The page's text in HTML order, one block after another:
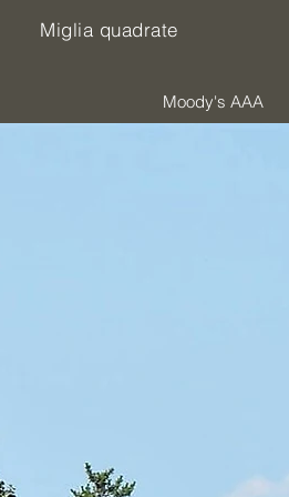
Miglia quadrate
Moody's AAA